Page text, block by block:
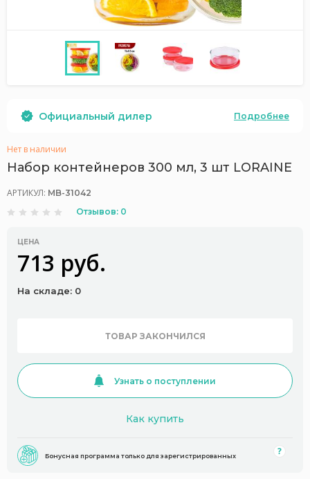
Официальный дилер Подробнее
Нет в наличии
Набор контейнеров 300 мл, 3 шт LORAINE
АРТИКУЛ: MB-31042
Отзывов: 0
ЦЕНА
713 руб.
На складе: 0
ТОВАР ЗАКОНЧИЛСЯ
Узнать о поступлении
Как купить
Бонусная программа только для зарегистрированных